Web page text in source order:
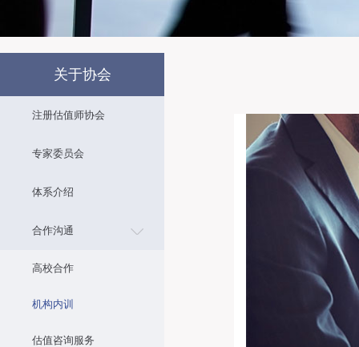
关于协会
注册估值师协会
专家委员会
体系介绍
合作沟通
高校合作
机构内训
估值咨询服务